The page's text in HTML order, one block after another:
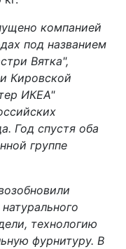
компанией
под названием
Вятка",
Кировской
ИКЕА"
Год спустя оба
группе
технологию
фурнитуру. В